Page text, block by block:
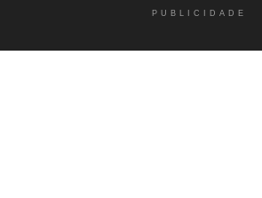
PUBLICIDADE